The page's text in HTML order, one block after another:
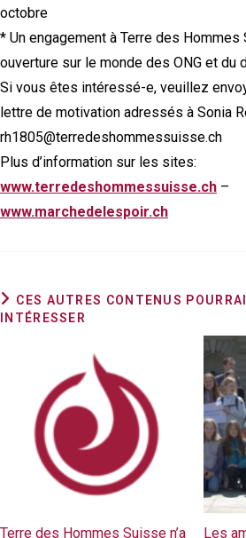
octobre
* Un engagement à Terre des
ouverture sur le monde des ONG et du
Si vous êtes intéressé-e, veuillez
lettre de motivation adressés à Sonia
rh1805@terredeshommessuisse.ch
Plus d’information sur les sites:
www.terredeshommessuisse.ch –
www.marchedelespoir.ch
CES AUTRES CONTENUS
INTÉRESSER
Terre des Hommes Suisse n’a
Les